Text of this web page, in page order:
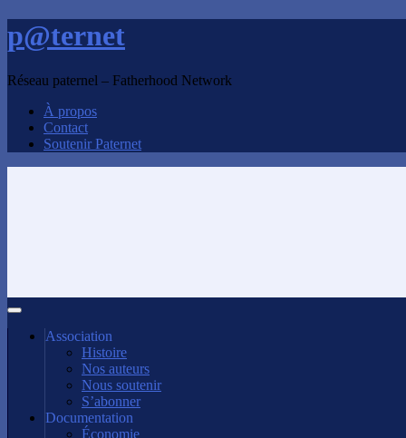
p@ternet
Réseau paternel – Fatherhood Network
À propos
Contact
Soutenir Paternet
Association
Histoire
Nos auteurs
Nous soutenir
S’abonner
Documentation
Économie